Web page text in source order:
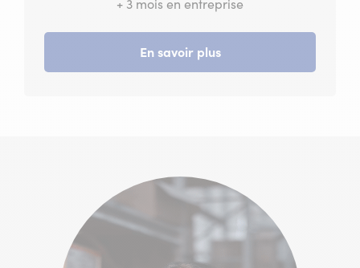
+ 3 mois en entreprise
En savoir plus